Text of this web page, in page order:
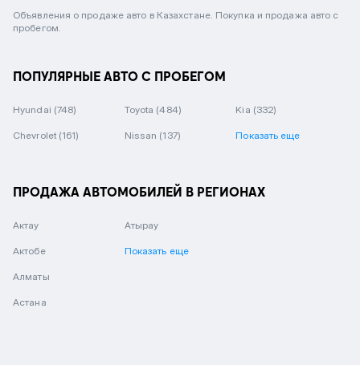
Объявления о продаже авто в Казахстане. Покупка и продажа авто с
пробегом.
ПОПУЛЯРНЫЕ АВТО С ПРОБЕГОМ
Hyundai (748) Toyota (484) Kia (332)
Chevrolet (161) Nissan (137) Показать еще
ПРОДАЖА АВТОМОБИЛЕЙ В РЕГИОНАХ
Актау
Актобе
Алматы
Астана
Атырау
Показать еще